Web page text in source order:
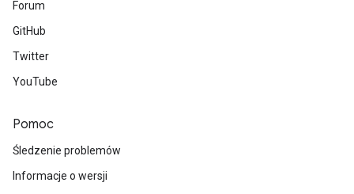
Forum
GitHub
Twitter
YouTube
Pomoc
Śledzenie problemów
Informacje o wersji